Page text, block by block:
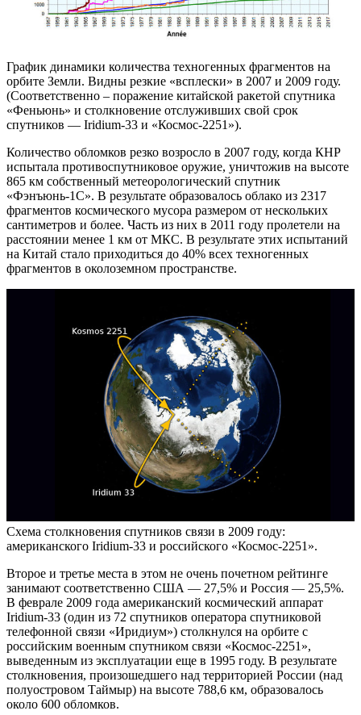
График динамики количества техногенных фрагментов на
орбите Земли. Видны резкие «всплески» в 2007 и 2009 году.
(Соответственно – поражение китайской ракетой спутника
«Феньюнь» и столкновение отслуживших свой срок
спутников — Iridium-33 и «Космос-2251»).
Количество обломков резко возросло в 2007 году, когда КНР
испытала противоспутниковое оружие, уничтожив на высоте
865 км собственный метеорологический спутник
«Фэнъюнь-1C». В результате образовалось облако из 2317
фрагментов космического мусора размером от нескольких
сантиметров и более. Часть из них в 2011 году пролетели на
расстоянии менее 1 км от МКС. В результате этих испытаний
на Китай стало приходиться до 40% всех техногенных
фрагментов в околоземном пространстве.
Схема столкновения спутников связи в 2009 году:
американского Iridium-33 и российского «Космос-2251».
Второе и третье места в этом не очень почетном рейтинге
занимают соответственно США — 27,5% и Россия — 25,5%.
В феврале 2009 года американский космический аппарат
Iridium-33 (один из 72 спутников оператора спутниковой
телефонной связи «Иридиум») столкнулся на орбите с
российским военным спутником связи «Космос-2251»,
выведенным из эксплуатации еще в 1995 году. В результате
столкновения, произошедшего над территорией России (над
полуостровом Таймыр) на высоте 788,6 км, образовалось
около 600 обломков.